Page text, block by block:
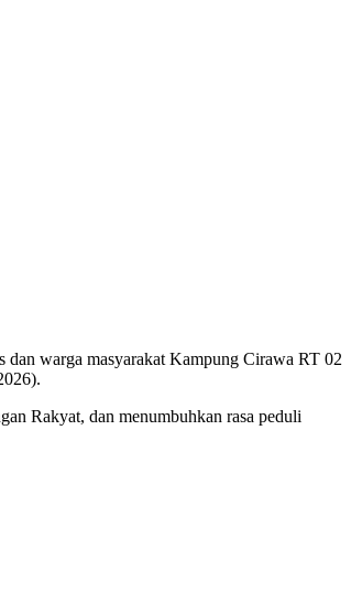
warga masyarakat Kampung Cirawa RT 02
Rakyat, dan menumbuhkan rasa peduli